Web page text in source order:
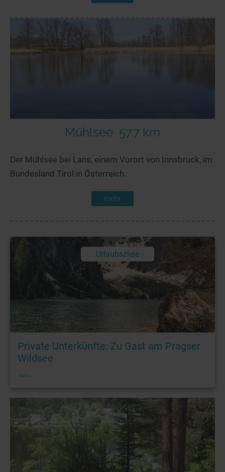
Mühlsee 57,7 km
Der Mühlsee bei Lans, einem Vorort von Innsbruck, im
Bundesland Tirol in Österreich.
mehr
Urlaubsziele
Foto: © Johann Hartl
Private Unterkünfte: Zu Gast am Pragser
Wildsee